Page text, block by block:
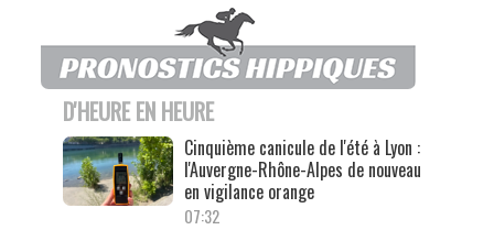
D'HEURE EN HEURE
Cinquième canicule de l'été à Lyon :
l'Auvergne-Rhône-Alpes de nouveau
en vigilance orange
07:32